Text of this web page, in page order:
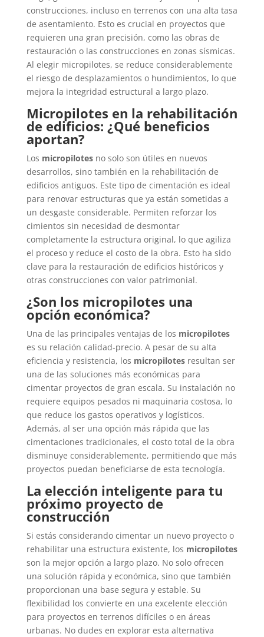
construcciones, incluso en terrenos con una alta tasa
de asentamiento. Esto es crucial en proyectos que
requieren una gran precisión, como las obras de
restauración o las construcciones en zonas sísmicas.
Al elegir micropilotes, se reduce considerablemente
el riesgo de desplazamientos o hundimientos, lo que
mejora la integridad estructural a largo plazo.
Micropilotes en la rehabilitación
de edificios: ¿Qué beneficios
aportan?
Los micropilotesno solo son útiles en nuevos
desarrollos, sino también en la rehabilitación de
edificios antiguos. Este tipo de cimentación es ideal
para renovar estructuras que ya están sometidas a
un desgaste considerable. Permiten reforzar los
cimientos sin necesidad de desmontar
completamente la estructura original, lo que agiliza
el proceso y reduce el costo de la obra. Esto ha sido
clave para la restauración de edificios históricos y
otras construcciones con valor patrimonial.
¿Son los micropilotes una
opción económica?
Una de las principales ventajas de los micropilotes
es su relación calidad-precio. A pesar de su alta
eficiencia y resistencia, los micropilotesresultan ser
una de las soluciones más económicas para
cimentar proyectos de gran escala. Su instalación no
requiere equipos pesados ni maquinaria costosa, lo
que reduce los gastos operativos y logísticos.
Además, al ser una opción más rápida que las
cimentaciones tradicionales, el costo total de la obra
disminuye considerablemente, permitiendo que más
proyectos puedan beneficiarse de esta tecnología.
La elección inteligente para tu
próximo proyecto de
construcción
Si estás considerando cimentar un nuevo proyecto o
rehabilitar una estructura existente, los micropilotes
son la mejor opción a largo plazo. No solo ofrecen
una solución rápida y económica, sino que también
proporcionan una base segura y estable. Su
flexibilidad los convierte en una excelente elección
para proyectos en terrenos difíciles o en áreas
urbanas. No dudes en explorar esta alternativa